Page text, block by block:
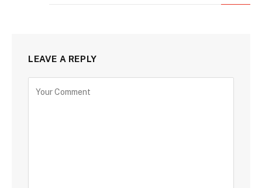
LEAVE A REPLY